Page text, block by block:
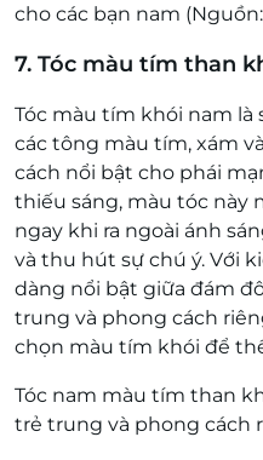
cho các bạn nam
7. Tóc màu tím than
Tóc màu tím khói nam là
các tông màu tím, xám
cách nổi bật cho phái
thiếu sáng, màu tóc này
ngay khi ra ngoài ánh
và thu hút sự chú ý. Với
dàng nổi bật giữa đám
trung và phong cách
chọn màu tím khói để
Tóc nam màu tím than
trẻ trung và phong cách